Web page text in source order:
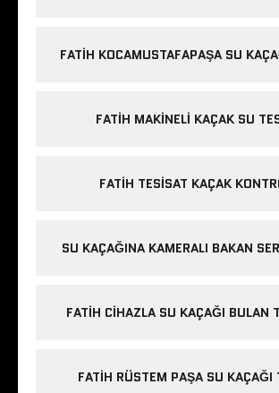
FATIH KOCAMUSTAFAPAŞA SU
FATIH MAKINELI KAÇAK SU
FATIH TESISAT KAÇAK
SU KAÇAĞINA KAMERALI BAKAN
FATIH CIHAZLA SU KAÇAĞI BULAN
FATIH RÜSTEM PAŞA SU KAÇAĞI